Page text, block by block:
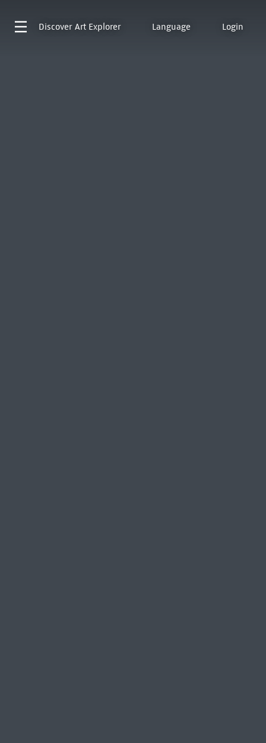
Discover Art Explorer Language Login